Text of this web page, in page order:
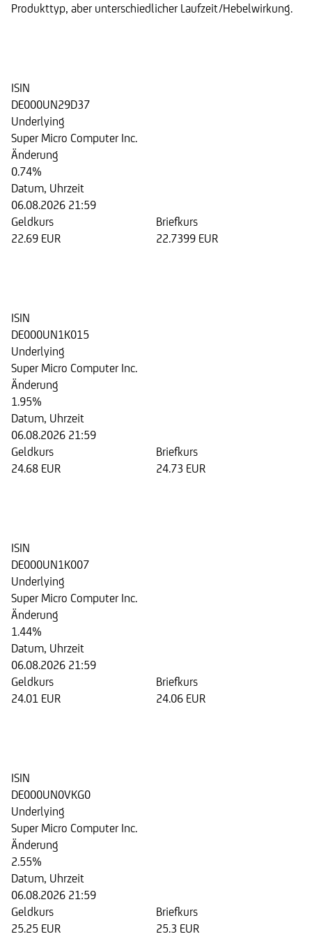
Produkttyp, aber unterschiedlicher Laufzeit/Hebelwirkung.
ISIN
DE000UN29D37
Underlying
Super Micro Computer Inc.
Änderung
0.74%
Datum, Uhrzeit
06.08.2026 21:59
Geldkurs
Briefkurs
22.69 EUR
22.7399 EUR
ISIN
DE000UN1K015
Underlying
Super Micro Computer Inc.
Änderung
1.95%
Datum, Uhrzeit
06.08.2026 21:59
Geldkurs
Briefkurs
24.68 EUR
24.73 EUR
ISIN
DE000UN1K007
Underlying
Super Micro Computer Inc.
Änderung
1.44%
Datum, Uhrzeit
06.08.2026 21:59
Geldkurs
Briefkurs
24.01 EUR
24.06 EUR
ISIN
DE000UN0VKG0
Underlying
Super Micro Computer Inc.
Änderung
2.55%
Datum, Uhrzeit
06.08.2026 21:59
Geldkurs
Briefkurs
25.25 EUR
25.3 EUR